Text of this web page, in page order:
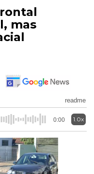
mas
readme
0:00 1.0x